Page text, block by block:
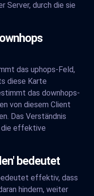
Server, durch die sie
das uphops-Feld,
diese Karte
das downhops-
von diesem Client
Das Verständnis
die effektive
bedeutet
effektiv, dass
hindern, weiter